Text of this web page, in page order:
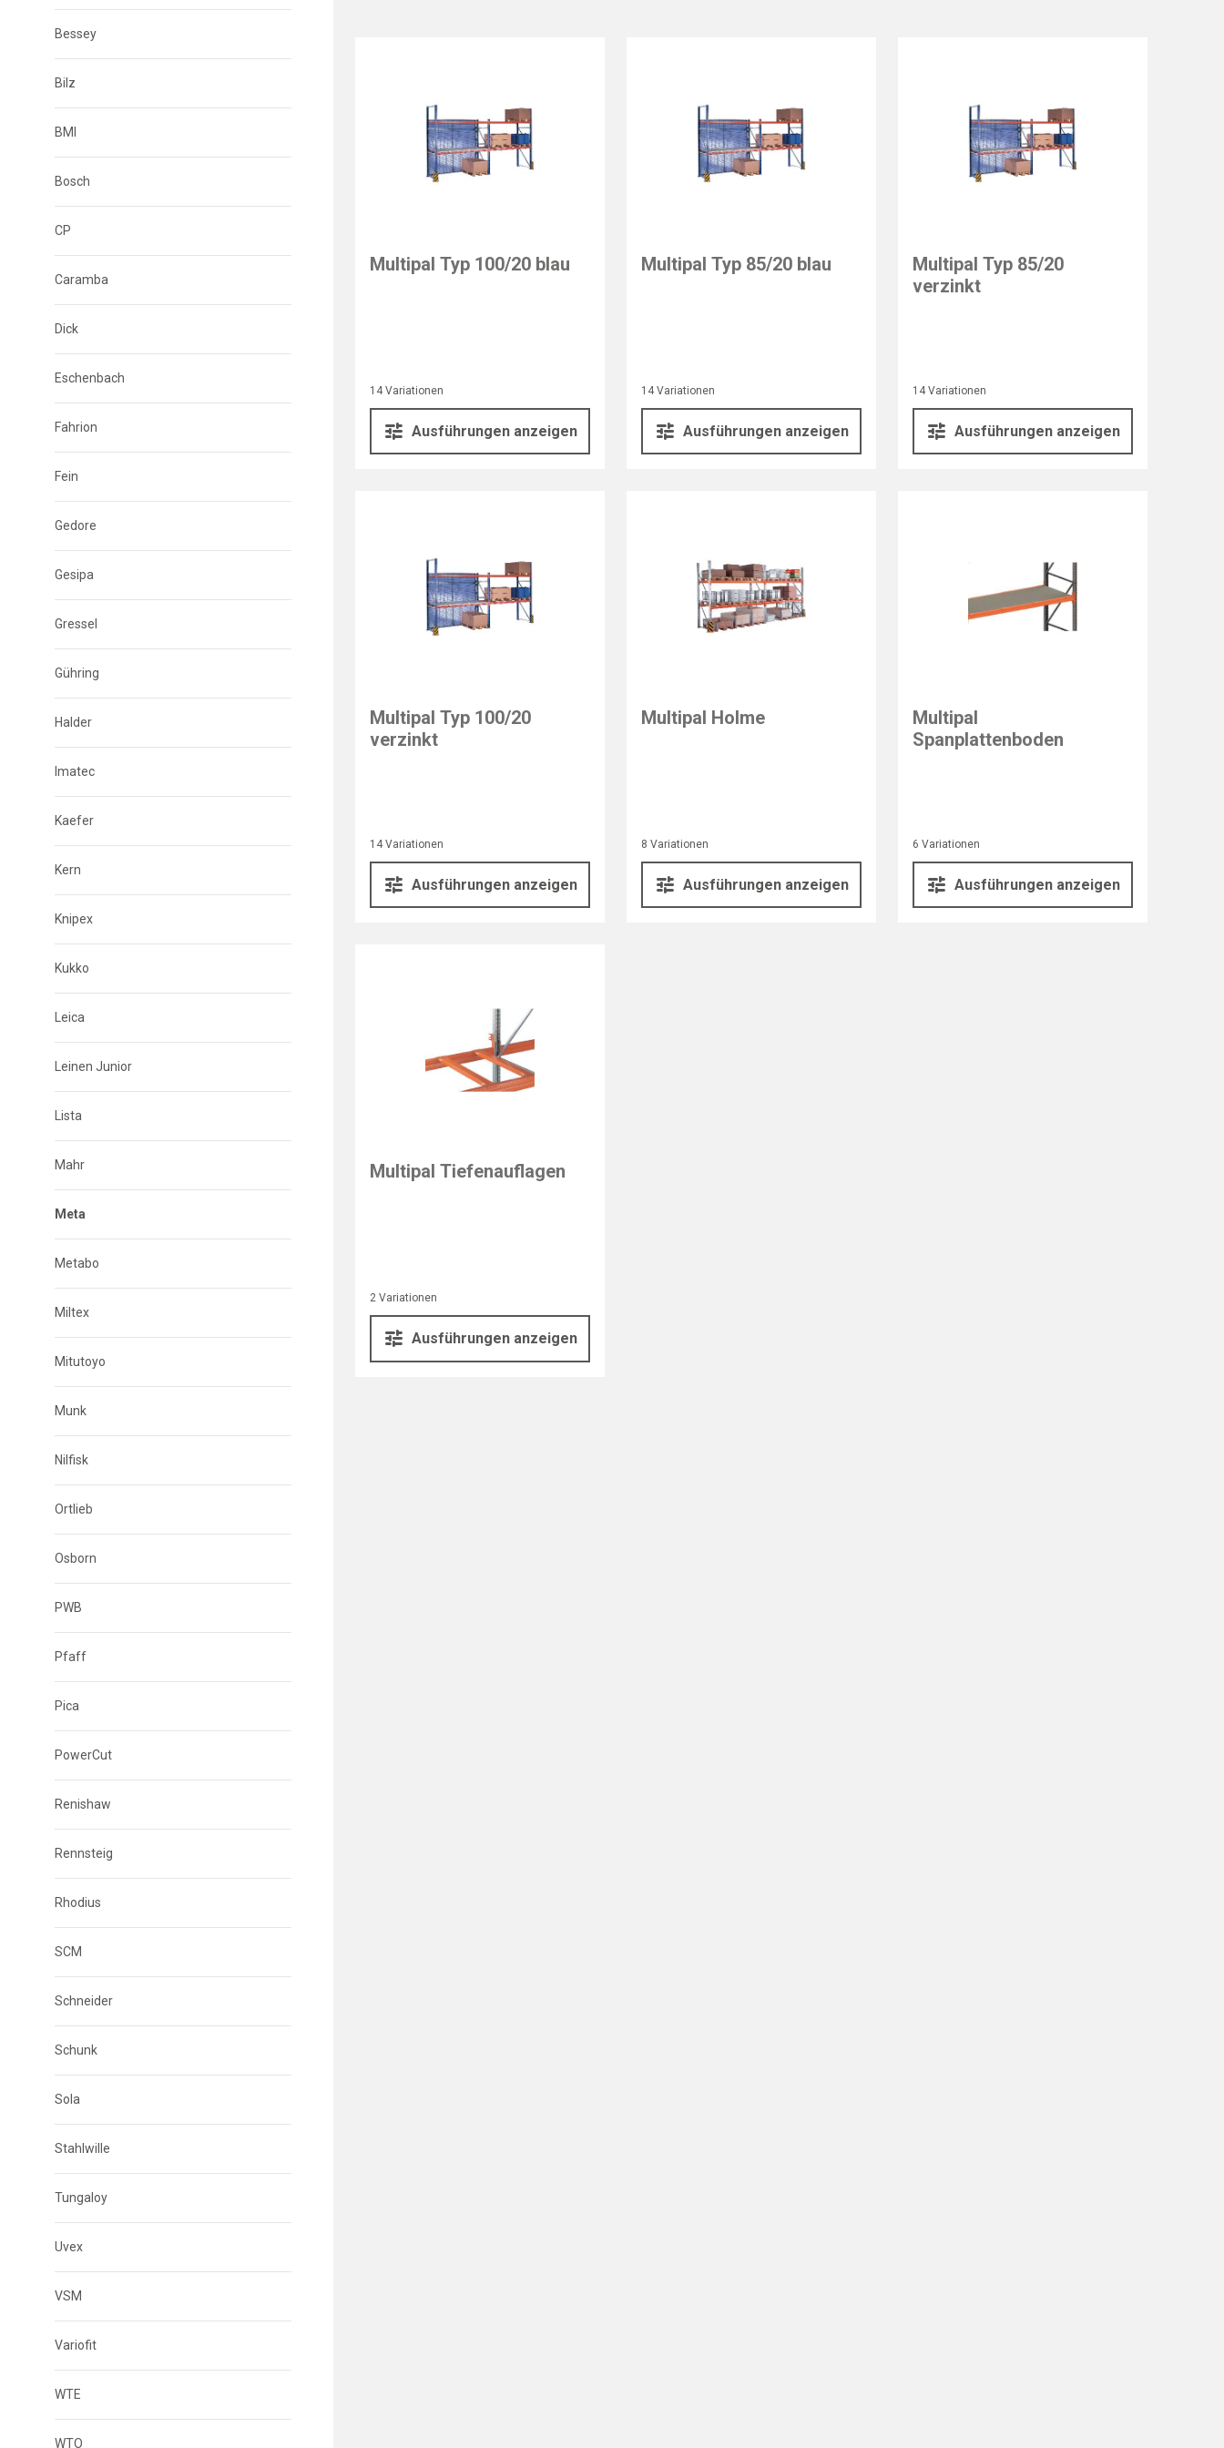
Bessey
Bilz
BMI
Bosch
CP
Caramba
Dick
Eschenbach
Fahrion
Fein
Gedore
Gesipa
Gressel
Gühring
Halder
Imatec
Kaefer
Kern
Knipex
Kukko
Leica
Leinen Junior
Lista
Mahr
Meta
Metabo
Miltex
Mitutoyo
Munk
Nilfisk
Ortlieb
Osborn
PWB
Pfaff
Pica
PowerCut
Renishaw
Rennsteig
Rhodius
SCM
Schneider
Schunk
Sola
Stahlwille
Tungaloy
Uvex
VSM
Variofit
WTE
WTO
14 Variationen
Ausführungen anzeigen
Multipal Typ 100/20 blau
14 Variationen
Ausführungen anzeigen
Multipal Typ 85/20 blau
14 Variationen
Ausführungen anzeigen
Multipal Typ 85/20
verzinkt
14 Variationen
Ausführungen anzeigen
Multipal Typ 100/20
verzinkt
8 Variationen
Ausführungen anzeigen
Multipal Holme
6 Variationen
Ausführungen anzeigen
Multipal
Spanplattenboden
2 Variationen
Ausführungen anzeigen
Multipal Tiefenauflagen